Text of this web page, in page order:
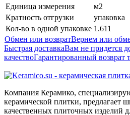
Единица измерения
м2
Кратность отгрузки
упаковка
Кол-во в одной упаковке 1.611
Обмен или возвратВернем или
Быстрая доставкаВам не придется
качествоГарантированный возврат
Компания Керамико,
керамической плитки, предлагает
качественных плиточных изделий